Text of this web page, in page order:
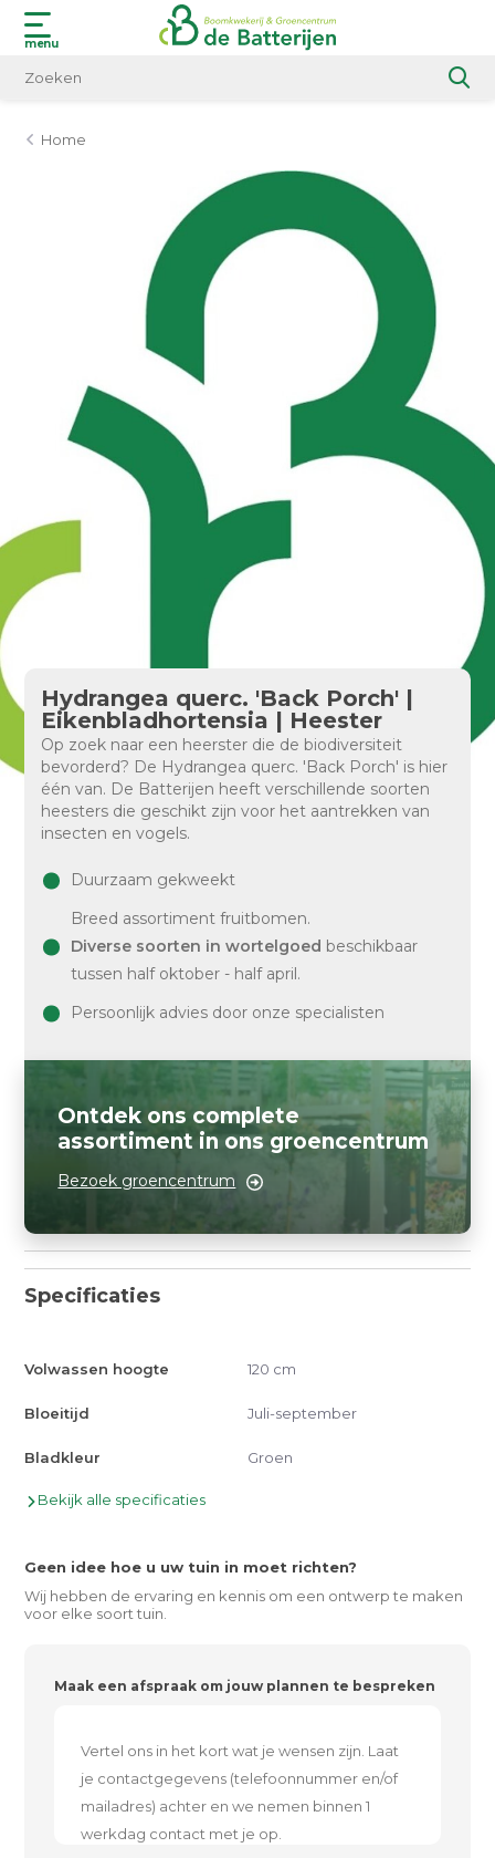
menu
Home
Hydrangea querc. 'Back Porch' |
Eikenbladhortensia | Heester
Op zoek naar een heerster die de biodiversiteit
bevorderd? De Hydrangea querc. 'Back Porch' is hier
één van. De Batterijen heeft verschillende soorten
heesters die geschikt zijn voor het aantrekken van
insecten en vogels.
Duurzaam gekweekt
Breed assortiment fruitbomen.
Diverse soorten in wortelgoed beschikbaar
tussen half oktober - half april.
Persoonlijk advies door onze specialisten
Ontdek ons complete
assortiment in ons groencentrum
Bezoek groencentrum
Specificaties
Volwassen hoogte 120 cm
Bloeitijd Juli-september
Bladkleur Groen
Bekijk alle specificaties
Geen idee hoe u uw tuin in moet richten?
Wij hebben de ervaring en kennis om een ontwerp te maken
voor elke soort tuin.
Maak een afspraak om jouw plannen te bespreken